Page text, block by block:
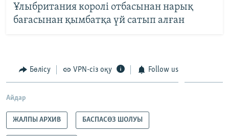
Ұлыбритания королі отбасынан нарық
бағасынан қымбатқа үй сатып алған
Бөлісу VPN-сіз оқу Follow us
Айдар
ЖАЛПЫ АРХИВ БАСПАСӨЗ ШОЛУЫ